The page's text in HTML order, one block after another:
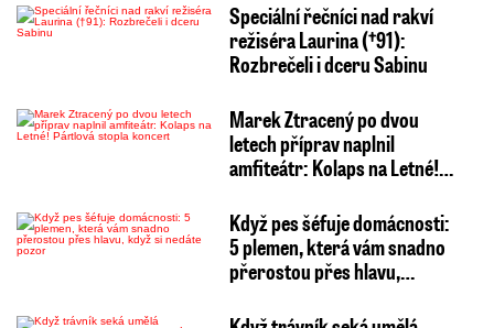
Speciální řečníci nad rakví
režiséra Laurina (†91):
Rozbrečeli i dceru Sabinu
Marek Ztracený po dvou
letech příprav naplnil
amfiteátr: Kolaps na Letné!…
Když pes šéfuje domácnosti:
5 plemen, která vám snadno
přerostou přes hlavu,…